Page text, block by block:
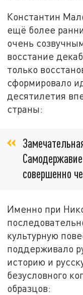
Константин
ещё более
очень
восстание
только
сформировало
десятилетия
страны:
совершенно
Именно при
культурную
поддерживало
историю и
безусловного
образцов: